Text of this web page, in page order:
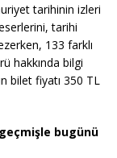
tarihinin izleri
tarihi
133 farklı
hakkında bilgi
bilet fiyatı 350 TL
bugünü